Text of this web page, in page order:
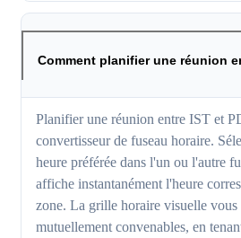
Comment planifier une réunion
Planifier une réunion entre IST et
convertisseur de fuseau horaire.
heure préférée dans l'un ou l'autre
affiche instantanément l'heure
zone. La grille horaire visuelle vous
mutuellement convenables, en